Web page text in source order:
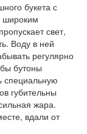
букета с
широким
свет,
Воду в ней
регулярно
бутоны
специальную
губительны
жара.
вдали от